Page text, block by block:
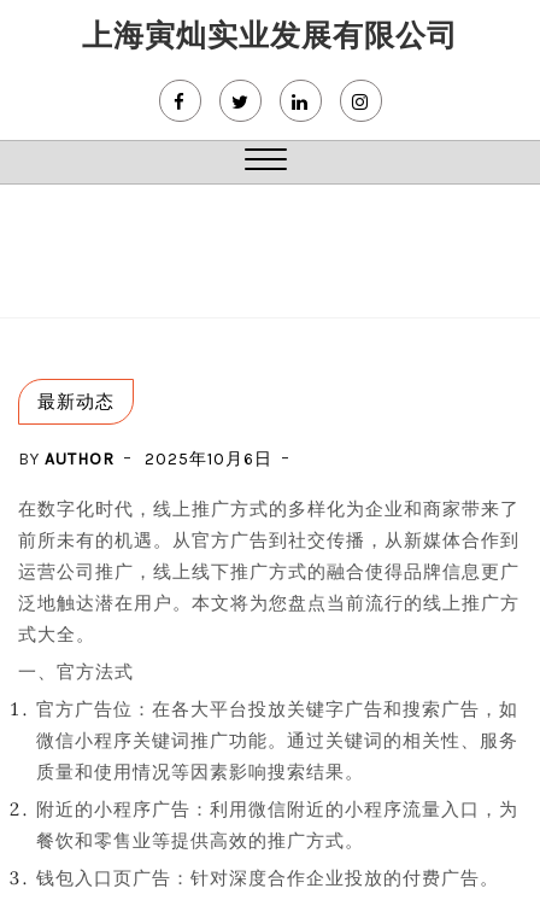
上海寅灿实业发展有限公司
Close
最新动态
BY AUTHOR 2025年10月6日
在数字化时代，线上推广方式的多样化为企业和商家带来了
前所未有的机遇。从官方广告到社交传播，从新媒体合作到
运营公司推广，线上线下推广方式的融合使得品牌信息更广
泛地触达潜在用户。本文将为您盘点当前流行的线上推广方
式大全。
一、官方法式
官方广告位：在各大平台投放关键字广告和搜索广告，如
微信小程序关键词推广功能。通过关键词的相关性、服务
质量和使用情况等因素影响搜索结果。
附近的小程序广告：利用微信附近的小程序流量入口，为
餐饮和零售业等提供高效的推广方式。
钱包入口页广告：针对深度合作企业投放的付费广告。